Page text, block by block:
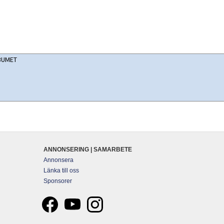
ANNONSERING | SAMARBETE
Annonsera
Länka till oss
Sponsorer